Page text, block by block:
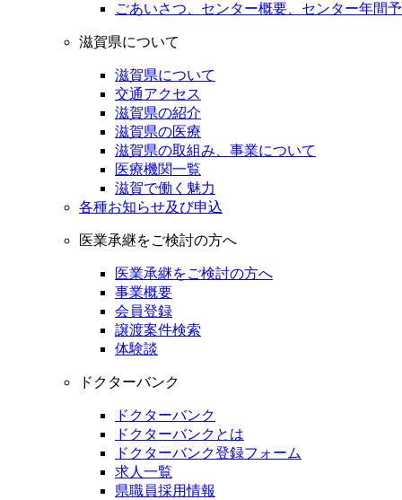
ごあいさつ、センター概要、センター年間
滋賀県について
滋賀県について
交通アクセス
滋賀県の紹介
滋賀県の医療
滋賀県の取組み、事業について
医療機関一覧
滋賀で働く魅力
各種お知らせ及び申込
医業承継をご検討の方へ
医業承継をご検討の方へ
事業概要
会員登録
譲渡案件検索
体験談
ドクターバンク
ドクターバンク
ドクターバンクとは
ドクターバンク登録フォーム
求人一覧
県職員採用情報